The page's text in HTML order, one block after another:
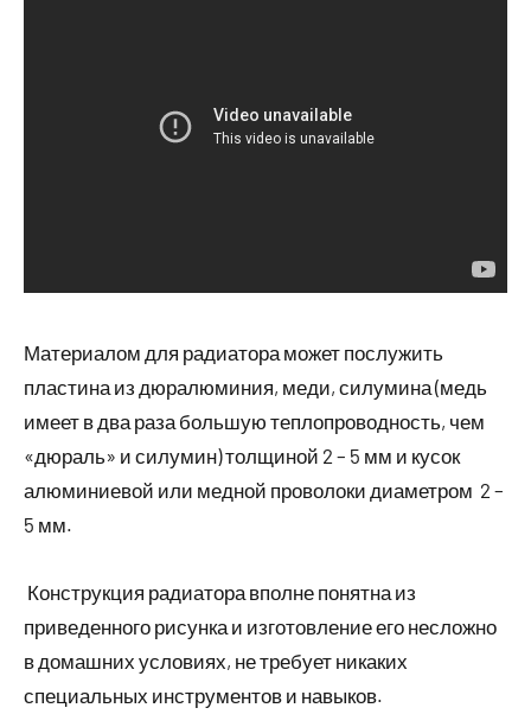
Материалом для радиатора может послужить
пластина из дюралюминия, меди, силумина (медь
имеет в два раза большую теплопроводность, чем
«дюраль» и силумин) толщиной 2 – 5 мм и кусок
алюминиевой или медной проволоки диаметром 2 –
5 мм.
Конструкция радиатора вполне понятна из
приведенного рисунка и изготовление его несложно
в домашних условиях, не требует никаких
специальных инструментов и навыков.